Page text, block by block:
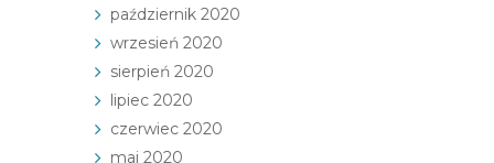
październik 2020
wrzesień 2020
sierpień 2020
lipiec 2020
czerwiec 2020
maj 2020